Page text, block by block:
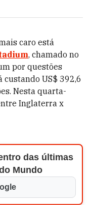
caro está
, chamado no
por questões
US$ 392,6
Nesta quarta-
Inglaterra x
das últimas
Mundo